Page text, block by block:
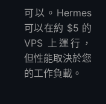
可以。Hermes
可以在約 $5 的
VPS 上運行，
但性能取決於您
的工作負載。